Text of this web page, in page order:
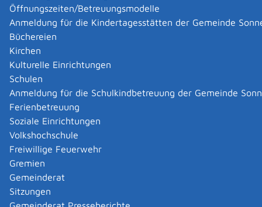
Öffnungszeiten/Betreuungsmodelle
Anmeldung für die Kindertagesstätten der Gemeinde
Büchereien
Kirchen
Kulturelle Einrichtungen
Schulen
Anmeldung für die Schulkindbetreuung der Gemeinde
Ferienbetreuung
Soziale Einrichtungen
Volkshochschule
Freiwillige Feuerwehr
Gremien
Gemeinderat
Sitzungen